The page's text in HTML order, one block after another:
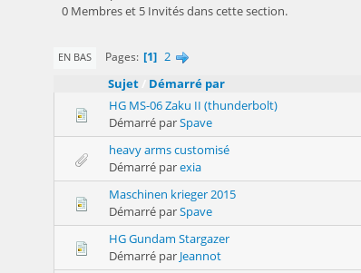
0 Membres et 5 Invités dans cette section.
EN BAS Pages 1
2
Sujet
Démarré par
HG MS-06 Zaku II (thunderbolt)
Démarré parSpave
heavy arms customisé
Démarré parexia
Maschinen krieger 2015
Démarré parSpave
HG Gundam Stargazer
Démarré par Jeannot